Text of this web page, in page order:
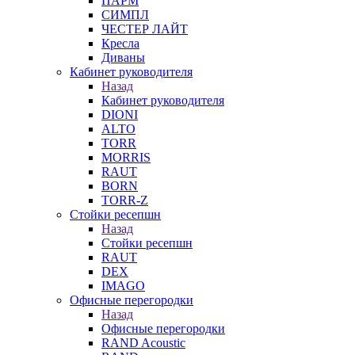
СИМПЛ
ЧЕСТЕР ЛАЙТ
Кресла
Диваны
Кабинет руководителя
Назад
Кабинет руководителя
DIONI
ALTO
TORR
MORRIS
RAUT
BORN
TORR-Z
Стойки ресепшн
Назад
Стойки ресепшн
RAUT
DEX
IMAGO
Офисные перегородки
Назад
Офисные перегородки
RAND Acoustic